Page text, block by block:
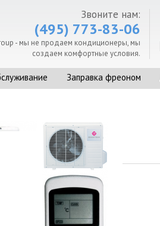
Звоните нам:
(495) 773-83-06
- мы не продаем кондиционеры, мы
создаем комфортные условия.
Заправка фреоном